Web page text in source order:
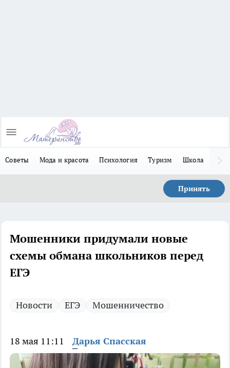
Советы Мода и красота Психология Туризм Школа
Принять
Мошенники придумали новые
схемы обмана школьников перед
ЕГЭ
Новости ЕГЭ Мошенничество
18 мая 11:11 Дарья Спасская